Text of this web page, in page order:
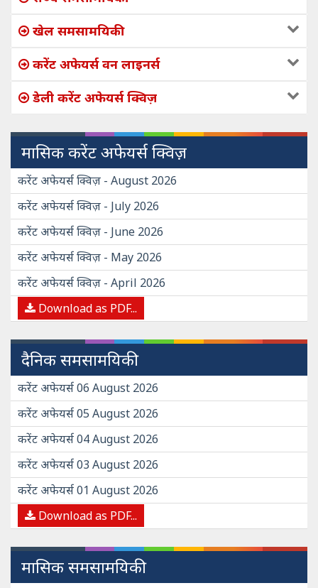
खेल समसामयिकी
करेंट अफेयर्स वन लाइनर्स
डेली करेंट अफेयर्स क्विज़
मासिक करेंट अफेयर्स क्विज़
करेंट अफेयर्स क्विज़ - August 2026
करेंट अफेयर्स क्विज़ - July 2026
करेंट अफेयर्स क्विज़ - June 2026
करेंट अफेयर्स क्विज़ - May 2026
करेंट अफेयर्स क्विज़ - April 2026
Download as PDF...
दैनिक समसामयिकी
करेंट अफेयर्स 06 August 2026
करेंट अफेयर्स 05 August 2026
करेंट अफेयर्स 04 August 2026
करेंट अफेयर्स 03 August 2026
करेंट अफेयर्स 01 August 2026
Download as PDF...
मासिक समसामयिकी